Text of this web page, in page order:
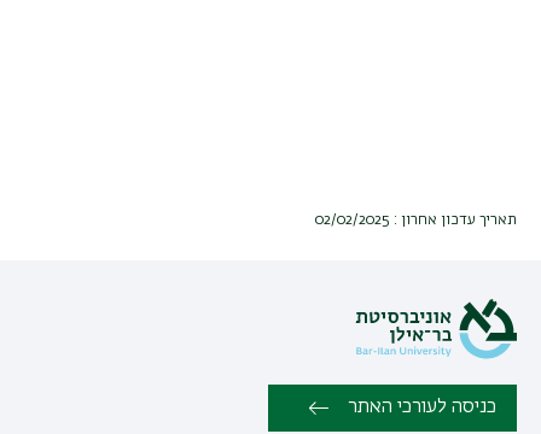
תאריך עדכון אחרון : 02/02/2025
כניסה לעורכי האתר